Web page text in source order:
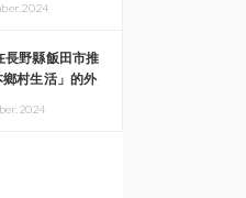
長野縣飯田市推
村生活」的外